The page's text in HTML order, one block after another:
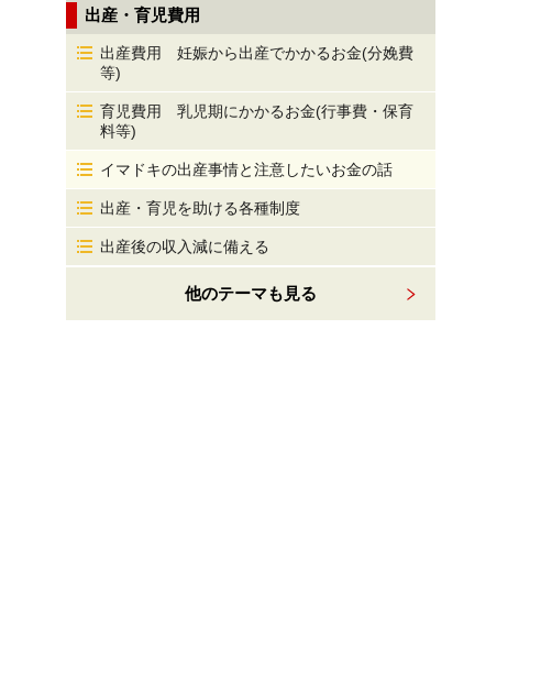
出産・育児費用
出産費用 妊娠から出産でかかるお金(分娩費
等)
育児費用 乳児期にかかるお金(行事費・保育
料等)
イマドキの出産事情と注意したいお金の話
出産・育児を助ける各種制度
出産後の収入減に備える
他のテーマも見る